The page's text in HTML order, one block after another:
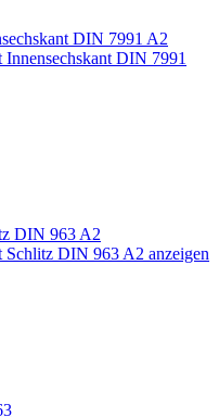
DIN 7991 A2
Innensechskant DIN 7991
DIN 963 A2
Schlitz DIN 963 A2 anzeigen